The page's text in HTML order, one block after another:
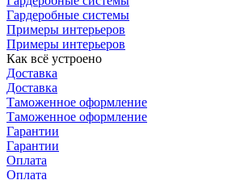
Гардеробные системы
Примеры интерьеров
Примеры интерьеров
Как всё устроено
Доставка
Доставка
Таможенное оформление
Таможенное оформление
Гарантии
Гарантии
Оплата
Оплата